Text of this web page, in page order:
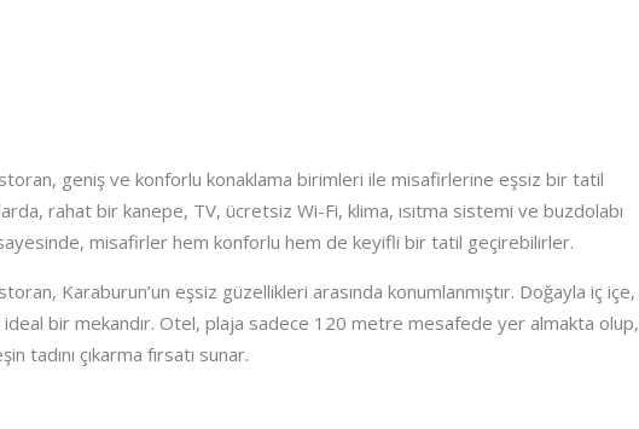
geniş ve konforlu konaklama birimleri ile misafirlerine eşsiz bir tatil
rahat bir kanepe, TV, ücretsiz Wi-Fi, klima, ısıtma sistemi ve buzdolabı
misafirler hem konforlu hem de keyifli bir tatil geçirebilirler.
Karaburun’un eşsiz güzellikleri arasında konumlanmıştır. Doğayla iç içe,
bir mekandır. Otel, plaja sadece 120 metre mesafede yer almakta olup,
tadını çıkarma fırsatı sunar.